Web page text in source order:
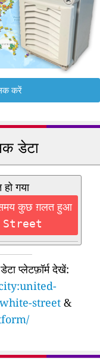
करें
डेटा
गया
समय कुछ ग़लत हुआ
प्लेटफ़ॉर्म देखें:
street&